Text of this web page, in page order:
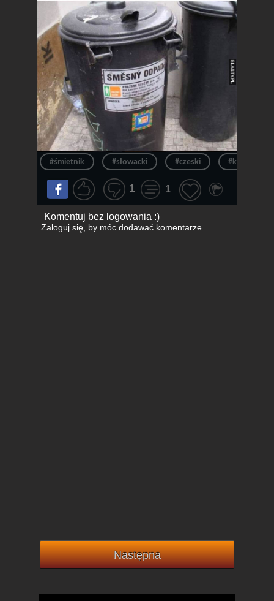
#śmietnik #słowacki #czeski #kosz
1 1
Komentuj bez logowania :)
Zaloguj się, by móc dodawać komentarze.
Następna